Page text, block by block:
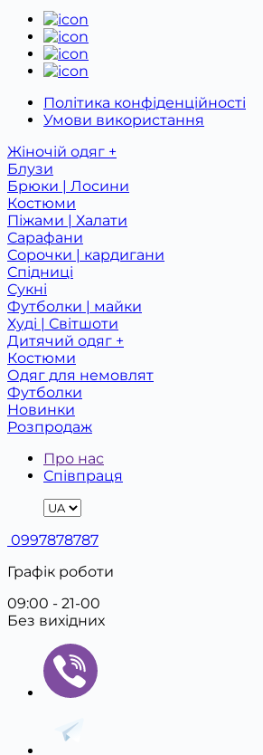
Політика конфіденційності
Умови використання
Жіночій одяг +
Блузи
Брюки | Лосини
Костюми
Піжами | Халати
Сарафани
Сорочки | кардигани
Спідниці
Сукні
Футболки | майки
Худі | Світшоти
Дитячий одяг +
Костюми
Одяг для немовлят
Футболки
Новинки
Розпродаж
Про нас
Співпраця
0997878787
Графік роботи
09:00 - 21-00
Без вихідних